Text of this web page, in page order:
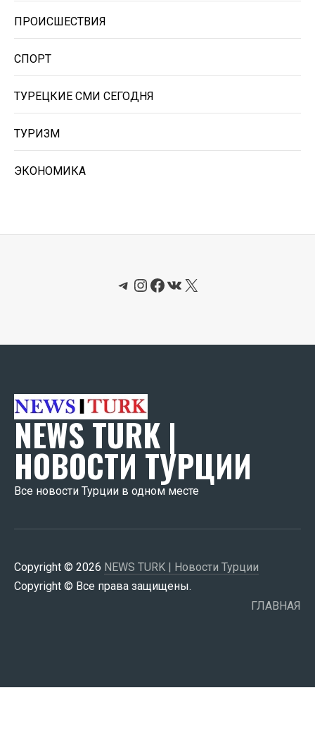
ПРОИСШЕСТВИЯ
СПОРТ
ТУРЕЦКИЕ СМИ СЕГОДНЯ
ТУРИЗМ
ЭКОНОМИКА
Telegram
Instagram
Facebook
ВКонтакте
X
NEWS TURK |
НОВОСТИ ТУРЦИИ
Все новости Турции в одном месте
Copyright © 2026 NEWS TURK | Новости Турции
Copyright © Все права защищены.
ГЛАВНАЯ